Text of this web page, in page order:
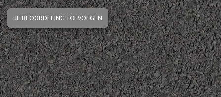
JE BEOORDELING TOEVOEGEN